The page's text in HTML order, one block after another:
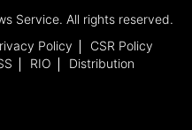
होगी। कोई बड़ा
में कोई बड़ी डील
भविष्य में बड़ा मुनाफा
Service. All rights reserved.
Policy
CSR Policy
RIO Distribution